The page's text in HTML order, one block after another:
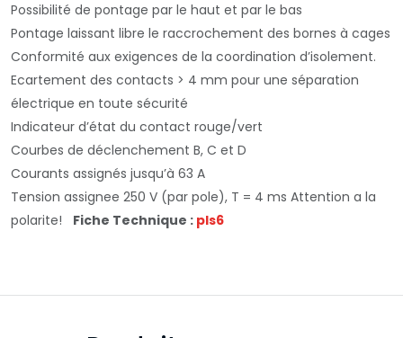
Possibilité de pontage par le haut et par le bas
Pontage laissant libre le raccrochement des bornes à cages
Conformité aux exigences de la coordination d’isolement.
Ecartement des contacts > 4 mm pour une séparation
électrique en toute sécurité
Indicateur d’état du contact rouge/vert
Courbes de déclenchement B, C et D
Courants assignés jusqu’à 63 A
Tension assignee 250 V (par pole), T = 4 ms Attention a la
polarite! Fiche Technique : pls6